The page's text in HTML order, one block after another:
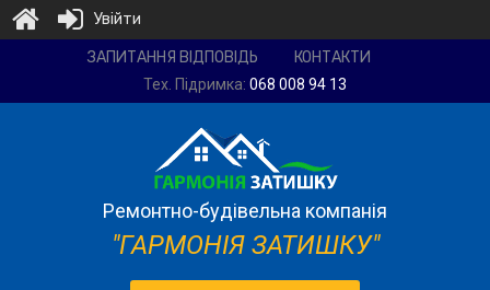
компанія
ЗАПИТАННЯ ВІДПОВІДЬ КОНТАКТИ
Тех. Підримка: 068 008 94 13
Ремонтно-будівельна компанія
"ГАРМОНІЯ ЗАТИШКУ"
Увійти